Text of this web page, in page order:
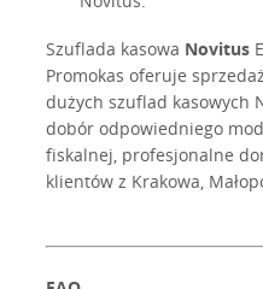
Szuflada kasowa Novitus
Promokas oferuje
dużych szuflad kasowych
dobór odpowiedniego
fiskalnej, profesjonalne
klientów z Krakowa,